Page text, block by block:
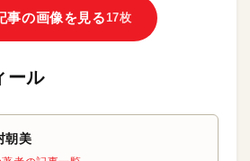
事の画像を見る 17枚
ール
朝美